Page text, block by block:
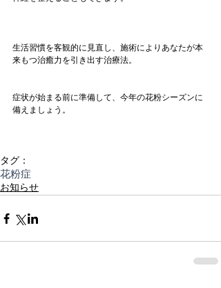
生活習慣を客観的に見直し、施術によりあなたが本
来もつ治癒力を引き出す治療法。
症状が始まる前に準備して、今年の花粉シーズンに
備えましょう。
タグ：
花粉症
お知らせ